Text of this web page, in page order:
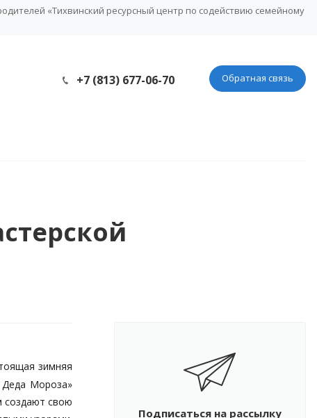
«Тихвинский ресурсный центр по содействию семейному
Обратная связь
+7 (813) 677-06-70
зимняя
Деда Мороза»
создают свою
Подписаться на рассылку